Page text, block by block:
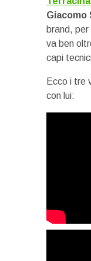
Giacomo
brand,
va ben
capi
Ecco i tre
con lui: